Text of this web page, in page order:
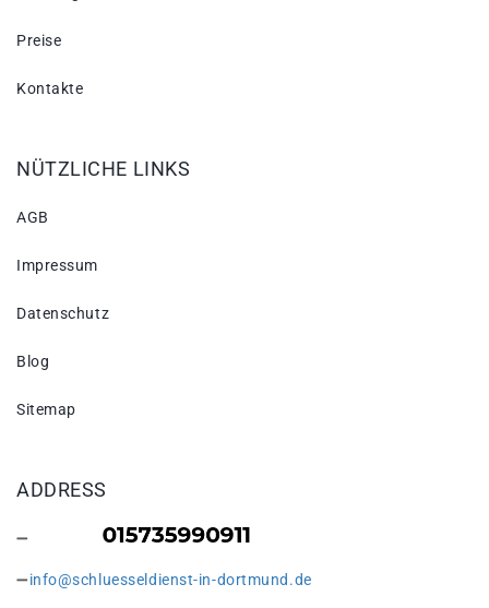
Preise
Kontakte
NÜTZLICHE LINKS
AGB
Impressum
Datenschutz
Blog
Sitemap
ADDRESS
info@schluesseldienst-in-dortmund.de